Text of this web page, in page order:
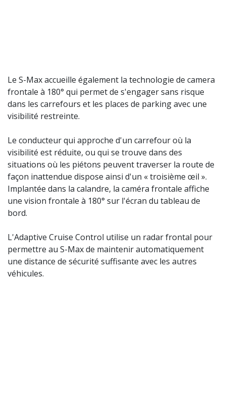
Le S-Max accueille également la technologie de camera
frontale à 180° qui permet de s'engager sans risque
dans les carrefours et les places de parking avec une
visibilité restreinte.
Le conducteur qui approche d'un carrefour où la
visibilité est réduite, ou qui se trouve dans des
situations où les piétons peuvent traverser la route de
façon inattendue dispose ainsi d'un « troisième œil ».
Implantée dans la calandre, la caméra frontale affiche
une vision frontale à 180° sur l'écran du tableau de
bord.
L'Adaptive Cruise Control utilise un radar frontal pour
permettre au S-Max de maintenir automatiquement
une distance de sécurité suffisante avec les autres
véhicules.